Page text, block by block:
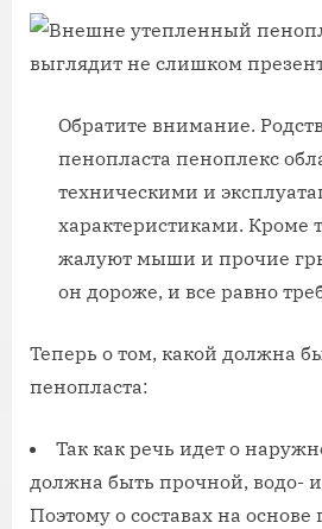
Обратите внимание.
пенопласта пеноплекс
техническими и
характеристиками. Кроме
жалуют мыши и прочие
он дороже, и все равно
Теперь о том, какой должна
пенопласта:
Так как речь идет о
должна быть прочной, водо-
Поэтому о составах на